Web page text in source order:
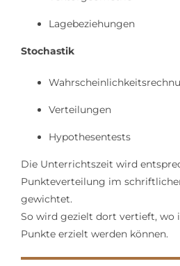
Lagebeziehungen
Stochastik
Verteilungen
Hypothesentests
Die Unterrichtszeit wird
Punkteverteilung im
gewichtet.
So wird gezielt dort vertieft, wo
Punkte erzielt werden können.